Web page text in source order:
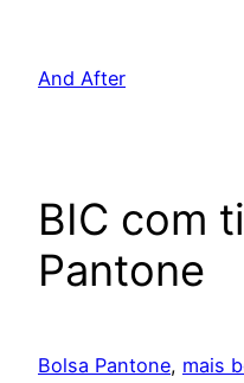
And After
BIC com
Pantone
Bolsa Pantone, mais